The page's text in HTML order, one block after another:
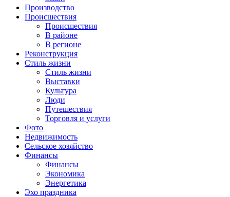
Производство
Происшествия
Происшествия
В районе
В регионе
Реконструкция
Стиль жизни
Стиль жизни
Выставки
Культура
Люди
Путешествия
Торговля и услуги
Фото
Недвижимость
Сельское хозяйство
Финансы
Финансы
Экономика
Энергетика
Эхо праздника